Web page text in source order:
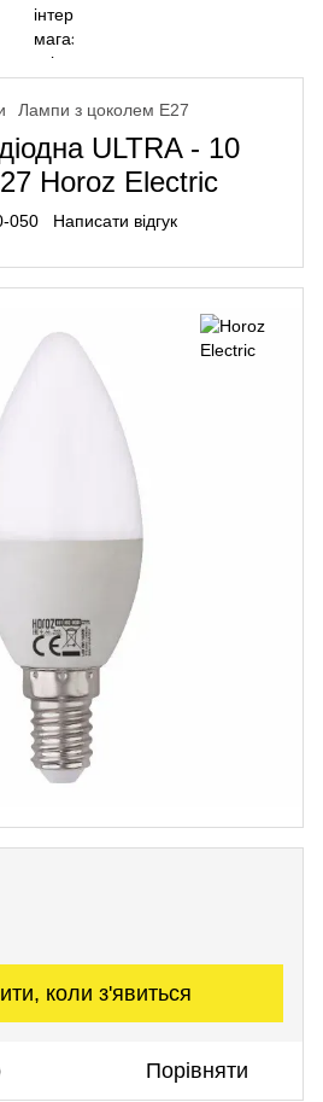
Лампи з цоколем Е27
ULTRA - 10
Horoz Electric
050 Написати відгук
коли з'явиться
Порівняти